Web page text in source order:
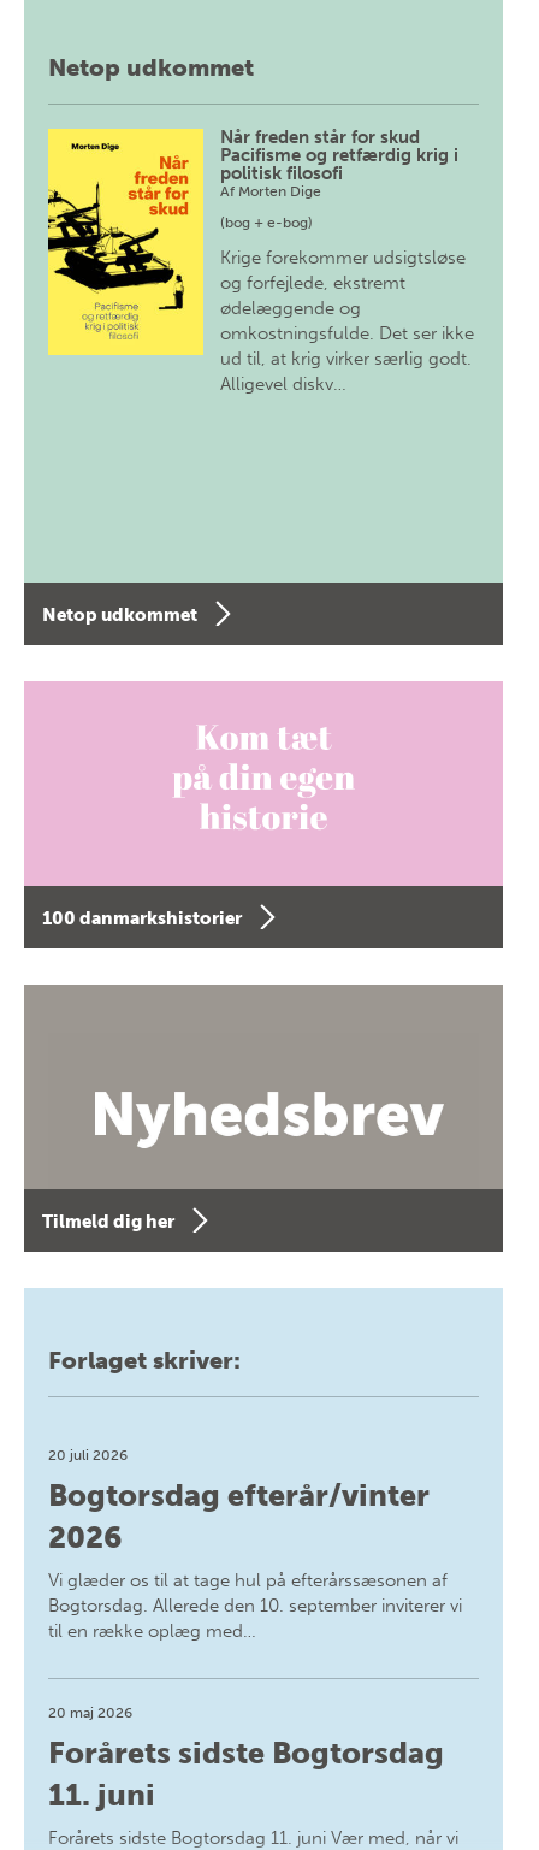
Netop udkommet
Når freden står for skud
Pacifisme og retfærdig krig i
politisk filosofi
Af Morten Dige
(bog + e-bog)
Krige forekommer udsigtsløse
og forfejlede, ekstremt
ødelæggende og
omkostningsfulde. Det ser ikke
ud til, at krig virker særlig godt.
Alligevel diskv…
Netop udkommet
100 danmarkshistorier
Tilmeld dig her
Forlaget skriver:
20 juli 2026
Bogtorsdag efterår/vinter
2026
Vi glæder os til at tage hul på efterårssæsonen af
Bogtorsdag. Allerede den 10. september inviterer vi
til en række oplæg med…
20 maj 2026
Forårets sidste Bogtorsdag
11. juni
Forårets sidste Bogtorsdag 11. juni Vær med, når vi